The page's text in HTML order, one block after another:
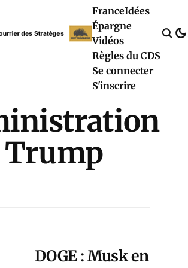
FranceIdées
Épargne
Vidéos
Règles du CDS
Se connecter
S'inscrire
Trump
DOGE : Musk en